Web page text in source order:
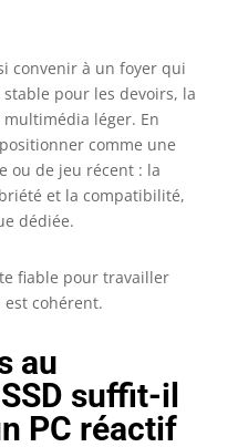
convenir à un foyer qui
pour les devoirs, la
léger. En
comme une
ou de jeu récent : la
et la compatibilité,
dédiée.
fiable pour travailler
cohérent.
au
suffit-il
PC réactif